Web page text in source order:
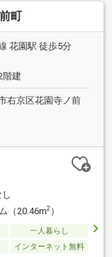
町
花園駅 徒歩5分
階建
右京区花園寺ノ前
し
（20.46m2）
一人暮らし
インターネット無料